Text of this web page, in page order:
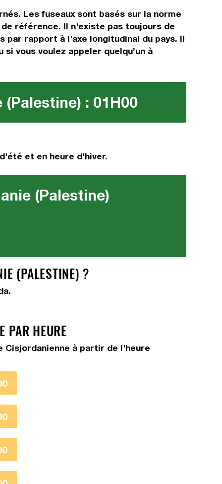
Les fuseaux sont basés sur la norme
référence. Il n'existe pas toujours de
rapport à l'axe longitudinal du pays. Il
vous voulez appeler quelqu’un à
: 01H00
et en heure d'hiver.
(Palestine)
(PALESTINE) ?
PAR HEURE
Cisjordanienne à partir de l'heure